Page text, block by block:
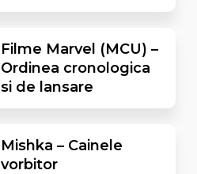
Filme Marvel (MCU) –
Ordinea cronologica
si de lansare
Mishka – Cainele
vorbitor